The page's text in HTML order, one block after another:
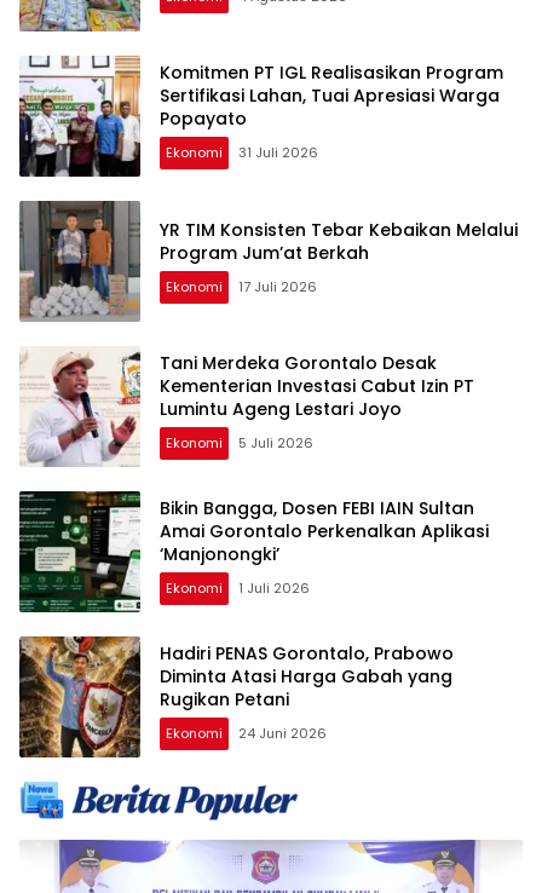
Komitmen PT IGL Realisasikan Program
Sertifikasi Lahan, Tuai Apresiasi Warga
Popayato
Ekonomi 31 Juli 2026
YR TIM Konsisten Tebar Kebaikan Melalui
Program Jum’at Berkah
Ekonomi 17 Juli 2026
Tani Merdeka Gorontalo Desak
Kementerian Investasi Cabut Izin PT
Lumintu Ageng Lestari Joyo
Ekonomi 5 Juli 2026
Bikin Bangga, Dosen FEBI IAIN Sultan
Amai Gorontalo Perkenalkan Aplikasi
‘Manjonongki’
Ekonomi 1 Juli 2026
Hadiri PENAS Gorontalo, Prabowo
Diminta Atasi Harga Gabah yang
Rugikan Petani
Ekonomi 24 Juni 2026